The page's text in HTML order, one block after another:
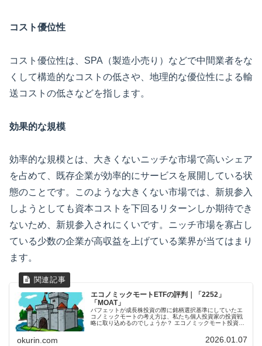
コスト優位性
コスト優位性は、SPA（製造小売り）などで中間業者をな
くして構造的なコストの低さや、地理的な優位性による輸
送コストの低さなどを指します。
効果的な規模
効率的な規模とは、大きくないニッチな市場で高いシェア
を占めて、既存企業が効率的にサービスを展開している状
態のことです。このような大きくない市場では、新規参入
しようとしても資本コストを下回るリターンしか期待でき
ないため、新規参入されにくいです。ニッチ市場を寡占し
ている少数の企業が高収益を上げている業界が当てはまり
ます。
エコノミックモートETFの評判｜「2252」
「MOAT」
バフェットが成長株投資の際に銘柄選択基準にしていたエ
コノミックモートの考え方は、私たち個人投資家の投資戦
略に取り込めるのでしょうか？ エコノミックモート投資戦
S&P500と比較して優位性を検証しました。その結果、
S&P500と同等のリターンであることがわかりました。
okurin.com 2026.01.07